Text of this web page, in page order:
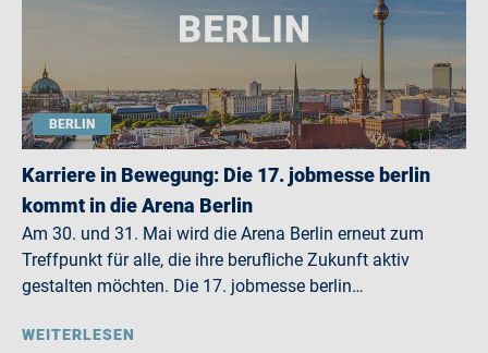
BERLIN
Karriere in Bewegung: Die 17. jobmesse berlin
kommt in die Arena Berlin
Am 30. und 31. Mai wird die Arena Berlin erneut zum
Treffpunkt für alle, die ihre berufliche Zukunft aktiv
gestalten möchten. Die 17. jobmesse berlin…
WEITERLESEN